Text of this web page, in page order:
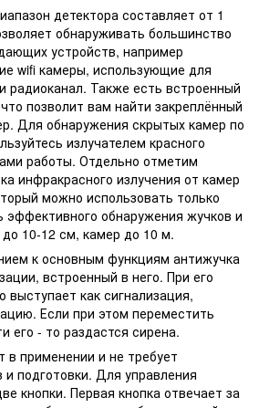
детектора составляет от 1
обнаруживать большинство
устройств, например
wifi камеры, использующие для
радиоканал. Также есть встроенный
позволит вам найти закреплённый
Для обнаружения скрытых камер по
излучателем красного
работы. Отдельно отметим
инфракрасного излучения от камер
можно использовать только
эффективного обнаружения жучков и
до 10-12 см, камер до 10 м.
к основным функциям антижучка
встроенный в него. При его
выступает как сигнализация,
Если при этом переместить
его - то раздастся сирена.
в применении и не требует
подготовки. Для управления
кнопки. Первая кнопка отвечает за